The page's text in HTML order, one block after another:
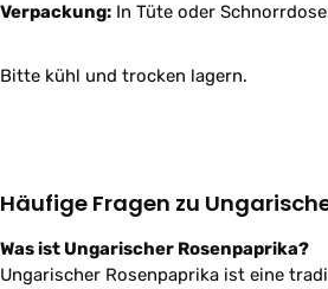
Verpackung: In Tüte oder
Bitte kühl und trocken lagern.
Häufige Fragen zu
Was ist Ungarischer Rosenpaprika?
Ungarischer Rosenpaprika ist eine